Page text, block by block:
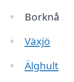
Borknå
Växjö
Älghult